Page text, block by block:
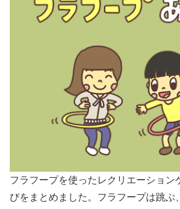
フラフープを使ったレクリエーション
びをまとめました。フラフープは跳ぶ